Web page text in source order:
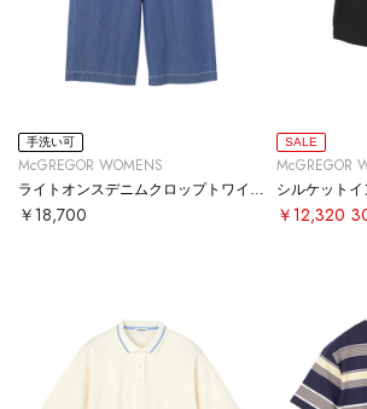
手洗い可
McGREGOR WOMENS
￥18,700
SALE
McGREGOR
シルケット
￥12,320